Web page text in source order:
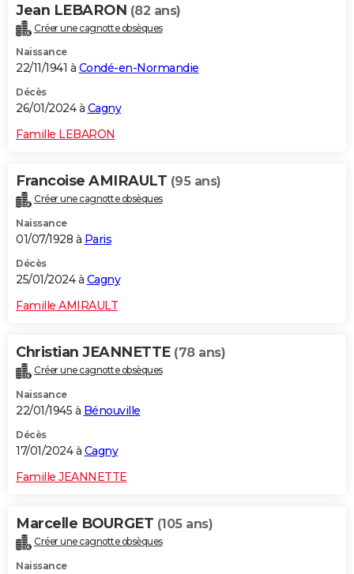
Jean LEBARON (82 ans)
Créer une cagnotte obsèques
Naissance
22/11/1941 à Condé-en-Normandie
Décès
26/01/2024 à Cagny
Famille LEBARON
Francoise AMIRAULT (95 ans)
Créer une cagnotte obsèques
Naissance
01/07/1928 à Paris
Décès
25/01/2024 à Cagny
Famille AMIRAULT
Christian JEANNETTE (78 ans)
Créer une cagnotte obsèques
Naissance
22/01/1945 à Bénouville
Décès
17/01/2024 à Cagny
Famille JEANNETTE
Marcelle BOURGET (105 ans)
Créer une cagnotte obsèques
Naissance